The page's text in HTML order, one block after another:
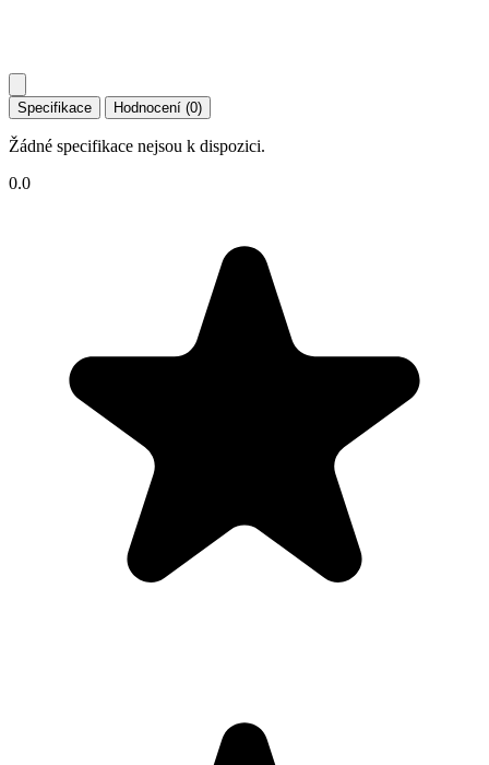
Specifikace Hodnocení (0)
Žádné specifikace nejsou k dispozici.
0.0